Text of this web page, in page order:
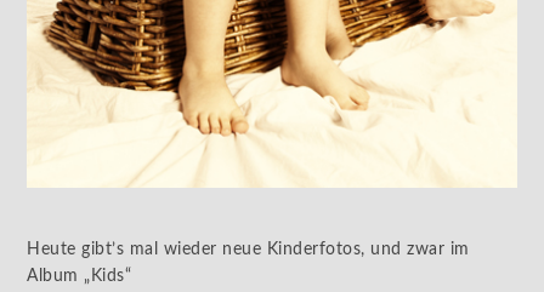
Heute gibt’s mal wieder neue Kinderfotos, und zwar im
Album „Kids“